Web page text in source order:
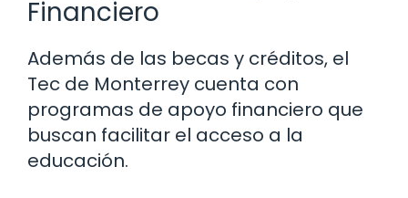
Financiero
Además de las becas y créditos, el
Tec de Monterrey cuenta con
programas de apoyo financiero que
buscan facilitar el acceso a la
educación.